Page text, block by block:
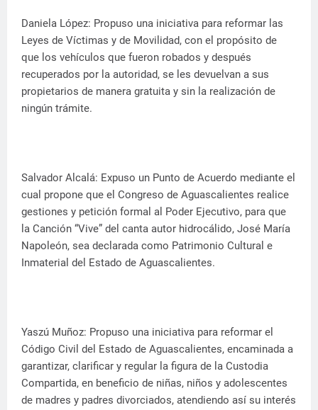
Daniela López: Propuso una iniciativa para reformar las
Leyes de Víctimas y de Movilidad, con el propósito de
que los vehículos que fueron robados y después
recuperados por la autoridad, se les devuelvan a sus
propietarios de manera gratuita y sin la realización de
ningún trámite.
Salvador Alcalá: Expuso un Punto de Acuerdo mediante el
cual propone que el Congreso de Aguascalientes realice
gestiones y petición formal al Poder Ejecutivo, para que
la Canción “Vive” del canta autor hidrocálido, José María
Napoleón, sea declarada como Patrimonio Cultural e
Inmaterial del Estado de Aguascalientes.
Yaszú Muñoz: Propuso una iniciativa para reformar el
Código Civil del Estado de Aguascalientes, encaminada a
garantizar, clarificar y regular la figura de la Custodia
Compartida, en beneficio de niñas, niños y adolescentes
de madres y padres divorciados, atendiendo así su interés